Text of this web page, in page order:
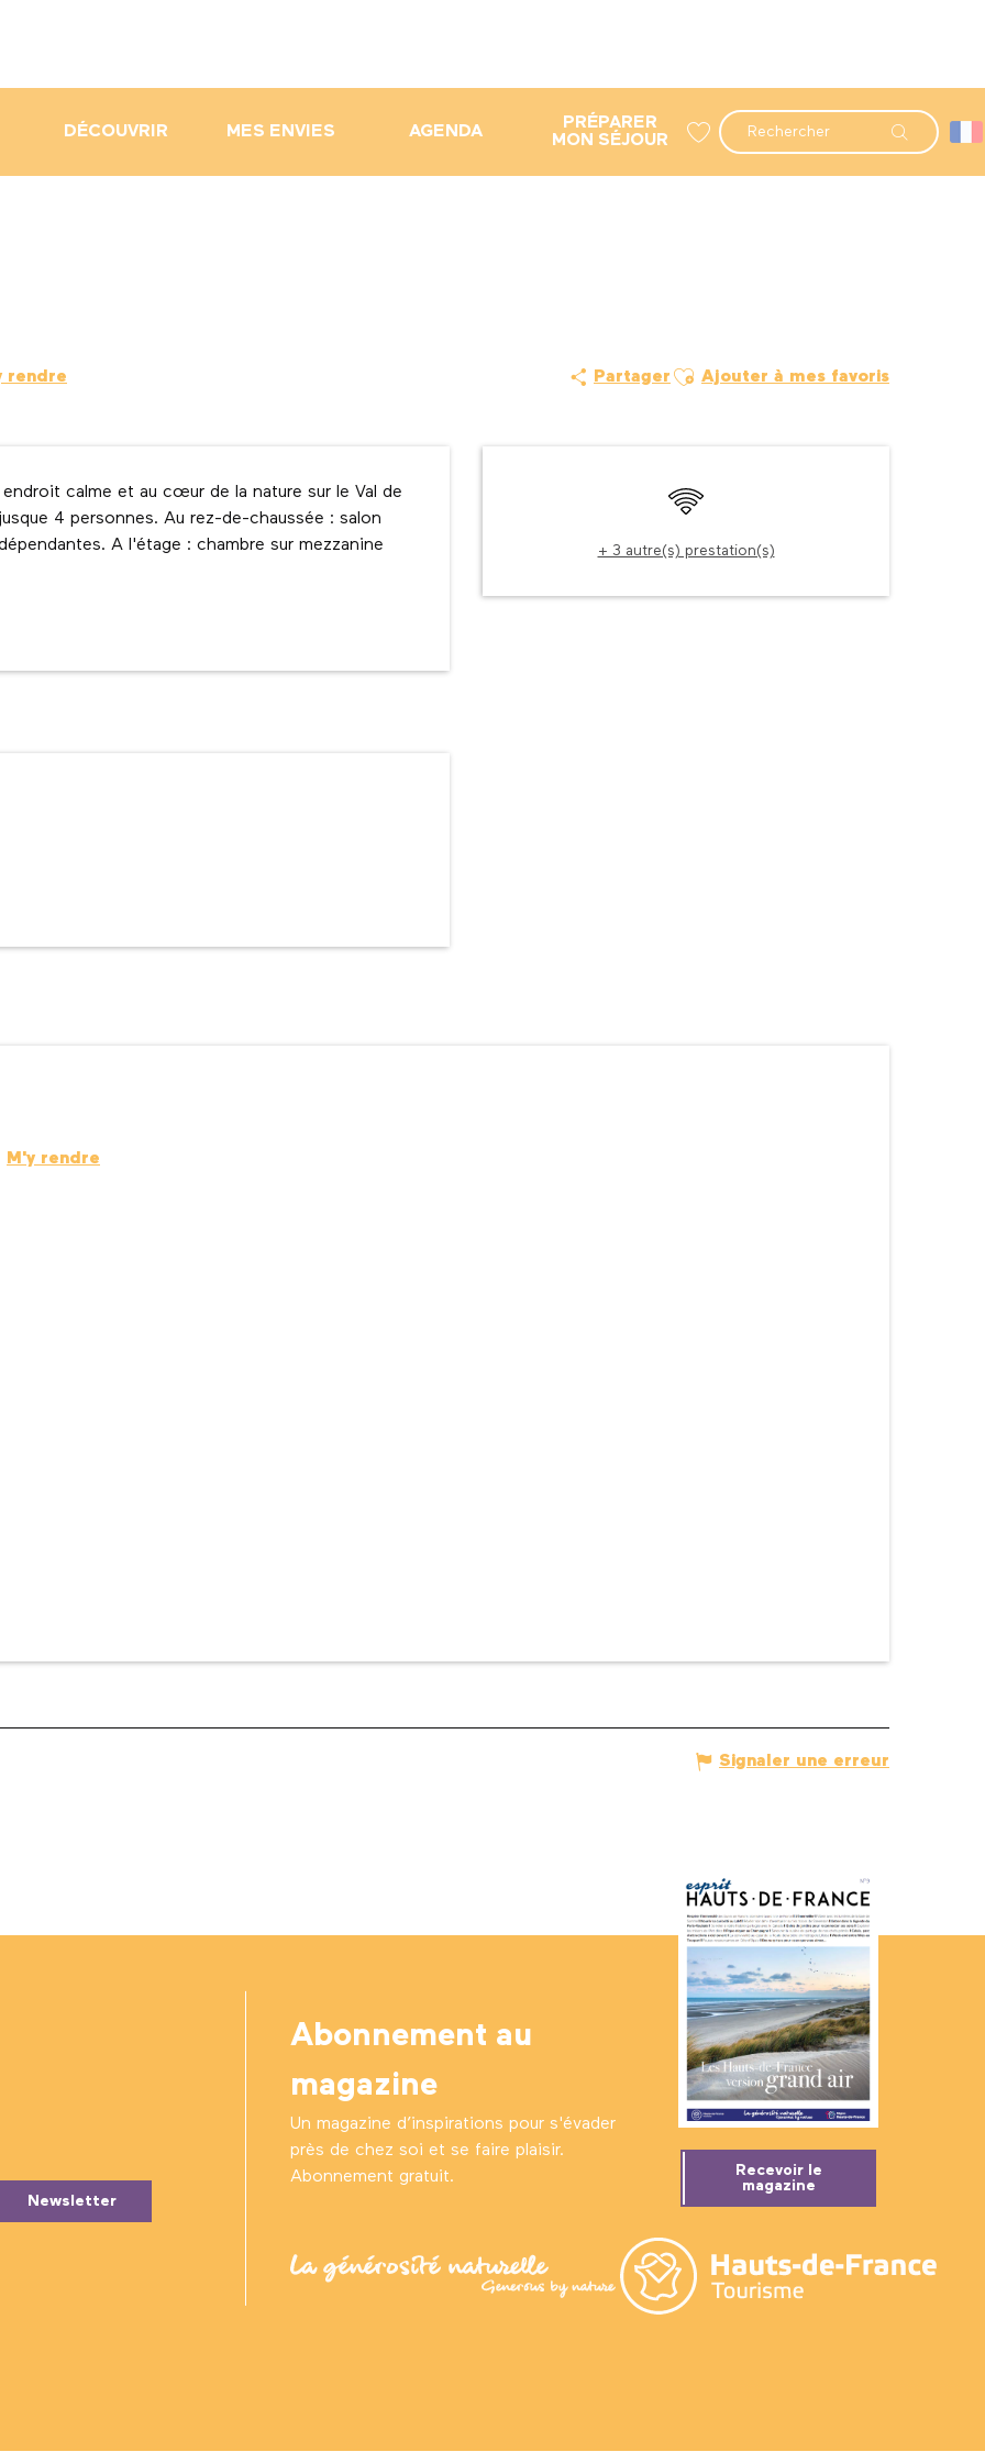
Recherche
DÉCOUVRIR MES ENVIES AGENDA
PRÉPARER
MON SÉJOUR
rendre Partager Ajouter aux favoris
Ajouter à mes favoris
Ouverture et
WiFi
+ 3 autre(s) prestation(s)
calme et au cœur de la nature sur le Val de
4 personnes. Au rez-de-chaussée : salon
A l'étage : chambre sur mezzanine
M'y rendre
Signaler une erreur
Newsletter
Abonnement au
magazine
Un magazine d’inspirations pour s'évader
près de chez soi et se faire plaisir.
Abonnement gratuit.
Recevoir le
magazine